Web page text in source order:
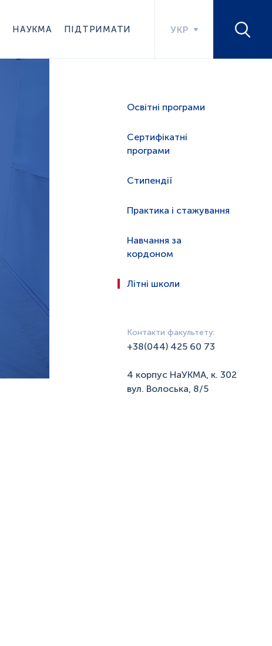
НАУКМА ПІДТРИМАТИ УКР
Освітні програми
Сертифікатні
програми
Стипендії
Практика і стажування
Навчання за
кордоном
Літні школи
Контакти факультету:
+38(044) 425 60 73
4 корпус НаУКМА, к. 302
вул. Волоська, 8/5